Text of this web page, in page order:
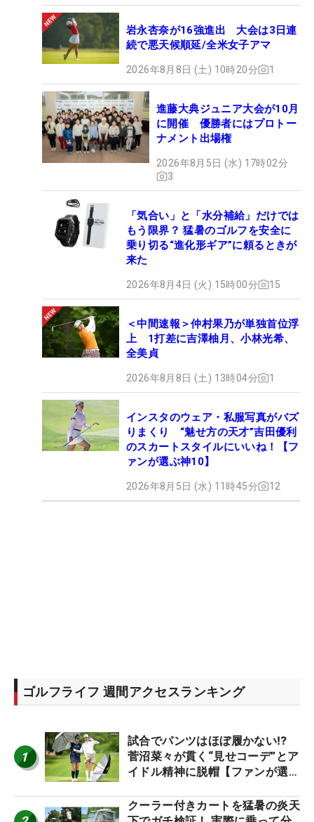
岩永杏奈が16強進出 大会は3日連
続で悪天候順延/全米女子アマ
2026年8月8日 (土) 10時20分 1
進藤大典ジュニア大会が10月
に開催 優勝者にはプロトー
ナメント出場権
2026年8月5日 (水) 17時02分
3
「気合い」と「水分補給」だけでは
もう限界？ 猛暑のゴルフを安全に
乗り切る“進化形ギア”に頼るときが
来た
2026年8月4日 (火) 15時00分 15
＜中間速報＞仲村果乃が単独首位浮
上 1打差に吉澤柚月、小林光希、
全美貞
2026年8月8日 (土) 13時04分 1
インスタのウェア・私服写真がバズ
りまくり “魅せ方の天才”吉田優利
のスカートスタイルにいいね！【フ
ァンが選ぶ神10】
2026年8月5日 (水) 11時45分 12
ゴルフライフ 週間アクセスランキング
1
試合でパンツはほぼ履かない⁉
菅沼菜々が貫く“見せコーデ”とア
イドル精神に脱帽【ファンが選ぶ
クーラー付きカートを猛暑の炎天